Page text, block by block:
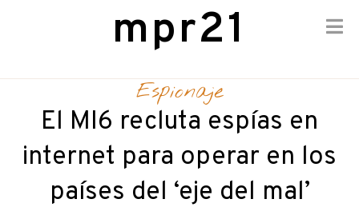
mpr21
Espionaje
El MI6 recluta espías en
internet para operar en los
países del ‘eje del mal’